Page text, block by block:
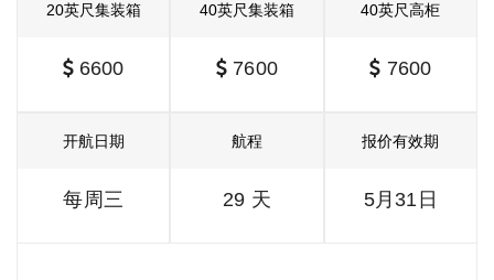
20英尺集装箱
6600
40英尺集装箱
7600
40英尺高柜
7600
开航日期
每周三
航程
29 天
报价有效期
5月31日